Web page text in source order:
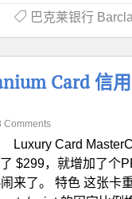
巴克莱银行
Card 信
Comments
Luxury Card
$299，就增加了个
来了。 特色 这张卡